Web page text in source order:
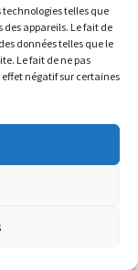
technologies telles que
appareils. Le fait de
données telles que le
Le fait de ne pas
négatif sur certaines
lien suffit
B+, quand
à un
?
installé. Si
en interne.